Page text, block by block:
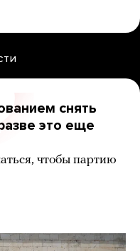
снять
это еще
чтобы партию